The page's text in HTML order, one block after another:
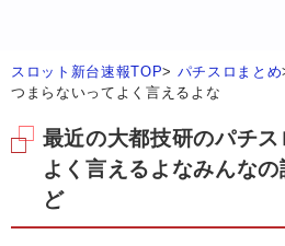
スロット新台速報TOP> パチスロまとめ
つまらないってよく言えるよな
最近の大都技研のパチ
よく言えるよなみんな
ど